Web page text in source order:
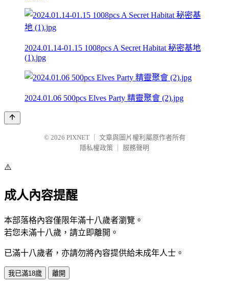
2024.01.14-01.15 1008pcs A Secret Habitat 秘密基地
(1).jpg
2024.01.06 500pcs Elves Party 精靈聚會 (2).jpg
© 2026 PIXNET
文章與圖片權利屬原作者所有
隱私權政策
服務聲明
⚠️
成人內容提醒
本部落格內容僅限年滿十八歲者瀏覽。
若您未滿十八歲，請立即離開。
已滿十八歲者，亦請勿將內容提供給未成年人士。
我已滿18歲 離開